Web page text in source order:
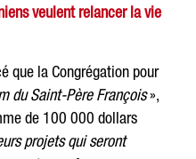
veulent relancer la vie
que la Congrégation pour
du Saint-Père François»,
de 100 000 dollars
projets qui seront